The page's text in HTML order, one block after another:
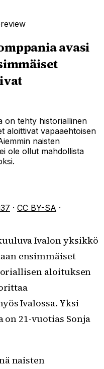
avasi
on tehty historiallinen
aloittivat vapaaehtoisen
naisten
ole ollut mahdollista
· CC BY-SA ·
Ivalon yksikkö
ensimmäiset
aloituksen
Ivalossa. Yksi
21-vuotias Sonja
naisten